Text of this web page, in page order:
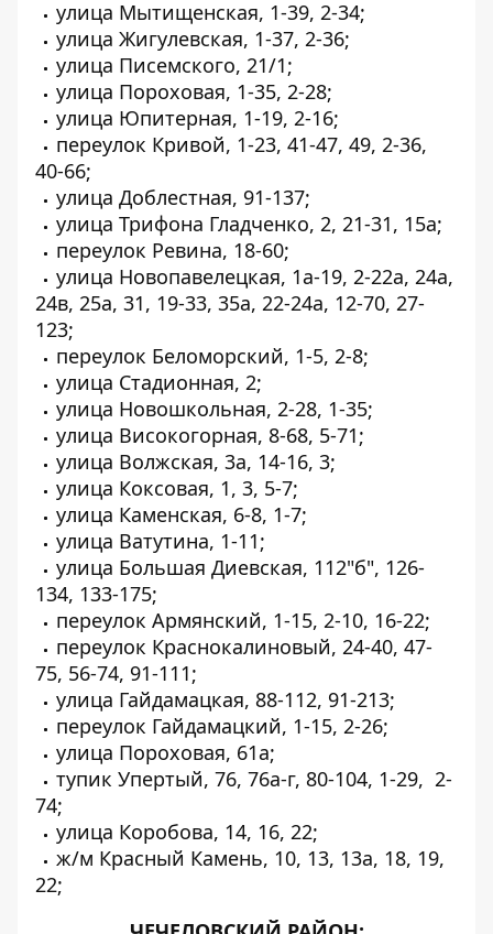
улица Мытищенская, 1-39, 2-34;
улица Жигулевская, 1-37, 2-36;
улица Писемского, 21/1;
улица Пороховая, 1-35, 2-28;
улица Юпитерная, 1-19, 2-16;
переулок Кривой, 1-23, 41-47, 49, 2-36,
40-66;
улица Доблестная, 91-137;
улица Трифона Гладченко, 2, 21-31, 15а;
переулок Ревина, 18-60;
улица Новопавелецкая, 1а-19, 2-22а, 24a,
24в, 25а, 31, 19-33, 35а, 22-24а, 12-70, 27-
123;
переулок Беломорский, 1-5, 2-8;
улица Стадионная, 2;
улица Новошкольная, 2-28, 1-35;
улица Високогорная, 8-68, 5-71;
улица Волжская, 3а, 14-16, 3;
улица Коксовая, 1, 3, 5-7;
улица Каменская, 6-8, 1-7;
улица Ватутина, 1-11;
улица Большая Диевская, 112"б", 126-
134, 133-175;
переулок Армянский, 1-15, 2-10, 16-22;
переулок Краснокалиновый, 24-40, 47-
75, 56-74, 91-111;
улица Гайдамацкая, 88-112, 91-213;
переулок Гайдамацкий, 1-15, 2-26;
улица Пороховая, 61a;
тупик Упертый, 76, 76а-г, 80-104, 1-29, 2-
74;
улица Коробова, 14, 16, 22;
ж/м Красный Камень, 10, 13, 13а, 18, 19,
22;